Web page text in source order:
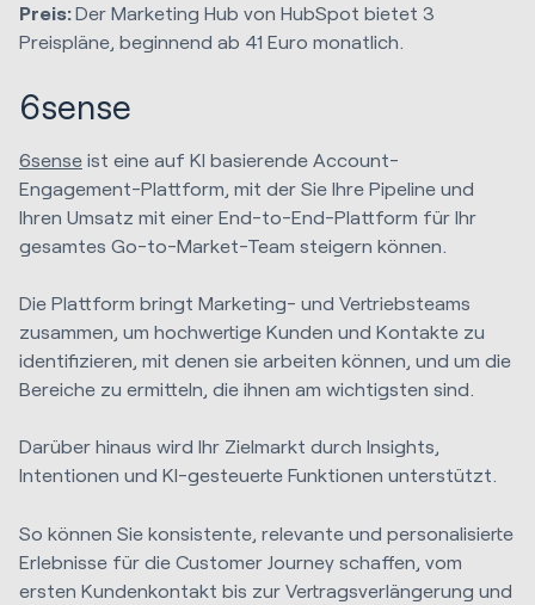
Preis:Der Marketing Hub von HubSpot bietet 3
Preispläne, beginnend ab 41 Euro monatlich.
6sense
6sense ist eine auf KI basierende Account-
Engagement-Plattform, mit der Sie Ihre Pipeline und
Ihren Umsatz mit einer End-to-End-Plattform für Ihr
gesamtes Go-to-Market-Team steigern können.
Die Plattform bringt Marketing- und Vertriebsteams
zusammen, um hochwertige Kunden und Kontakte zu
identifizieren, mit denen sie arbeiten können, und um die
Bereiche zu ermitteln, die ihnen am wichtigsten sind.
Darüber hinaus wird Ihr Zielmarkt durch Insights,
Intentionen und KI-gesteuerte Funktionen unterstützt.
So können Sie konsistente, relevante und personalisierte
Erlebnisse für die Customer Journey schaffen, vom
ersten Kundenkontakt bis zur Vertragsverlängerung und